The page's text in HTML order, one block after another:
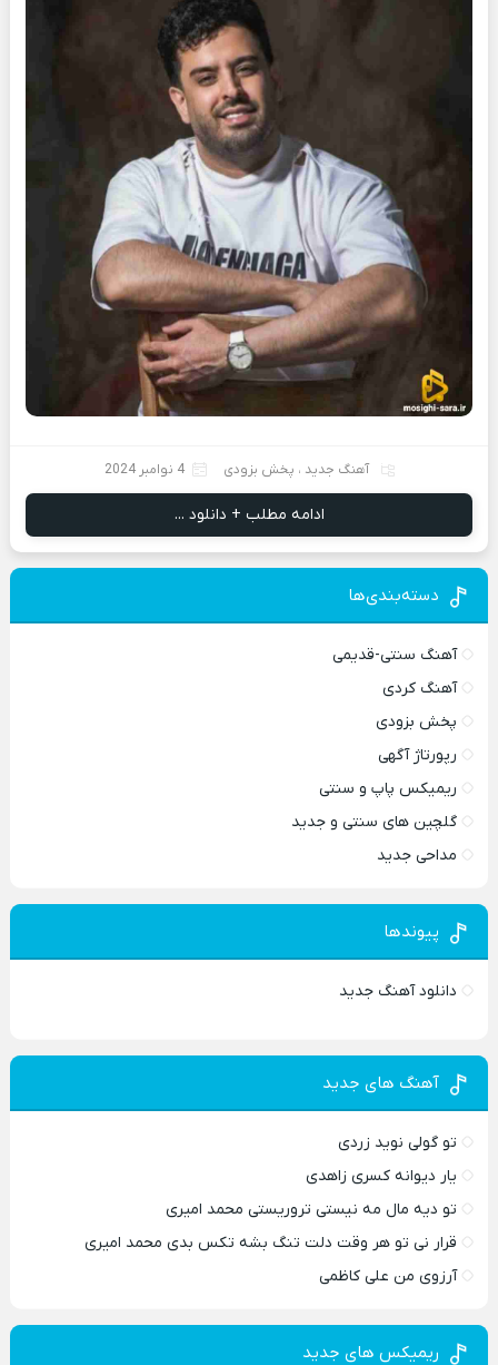
آهنگ جدید ، پخش بزودی 4 نوامبر 2024
ادامه مطلب + دانلود ...
دسته‌بندی‌ها
آهنگ سنتی-قدیمی
آهنگ کردی
پخش بزودی
رپورتاژ آگهی
ریمیکس پاپ و سنتی
گلچین های سنتی و جدید
مداحی جدید
پیوندها
دانلود آهنگ جدید
آهنگ های جدید
تو گولی نوید زردی
یار دیوانه کسری زاهدی
تو دیه مال مه نیستی تروریستی محمد امیری
قرار نی تو هر وقت دلت تنگ بشه تکس بدی محمد امیری
آرزوی من علی کاظمی
ریمیکس های جدید